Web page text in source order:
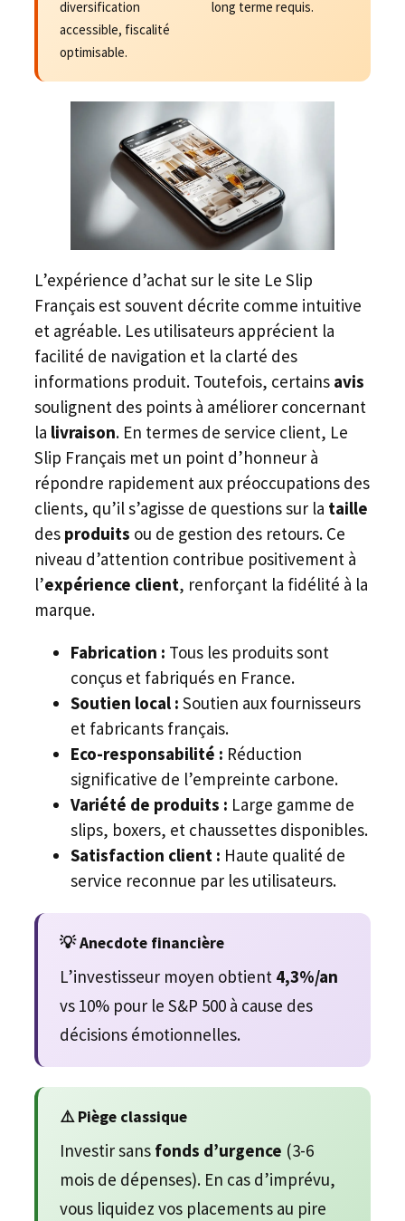
diversification
accessible, fiscalité
optimisable.
long terme requis.
L’expérience d’achat sur le site Le Slip
Français est souvent décrite comme intuitive
et agréable. Les utilisateurs apprécient la
facilité de navigation et la clarté des
informations produit. Toutefois, certains avis
soulignent des points à améliorer concernant
la livraison. En termes de service client, Le
Slip Français met un point d’honneur à
répondre rapidement aux préoccupations des
clients, qu’il s’agisse de questions sur la taille
des produits ou de gestion des retours. Ce
niveau d’attention contribue positivement à
l’expérience client, renforçant la fidélité à la
marque.
Fabrication : Tous les produits sont
conçus et fabriqués en France.
Soutien local : Soutien aux fournisseurs
et fabricants français.
Eco-responsabilité : Réduction
significative de l’empreinte carbone.
Variété de produits : Large gamme de
slips, boxers, et chaussettes disponibles.
Satisfaction client : Haute qualité de
service reconnue par les utilisateurs.
💡 Anecdote financière
L’investisseur moyen obtient 4,3%/an
vs 10% pour le S&P 500 à cause des
décisions émotionnelles.
⚠️ Piège classique
Investir sans fonds d’urgence (3-6
mois de dépenses). En cas d’imprévu,
vous liquidez vos placements au pire